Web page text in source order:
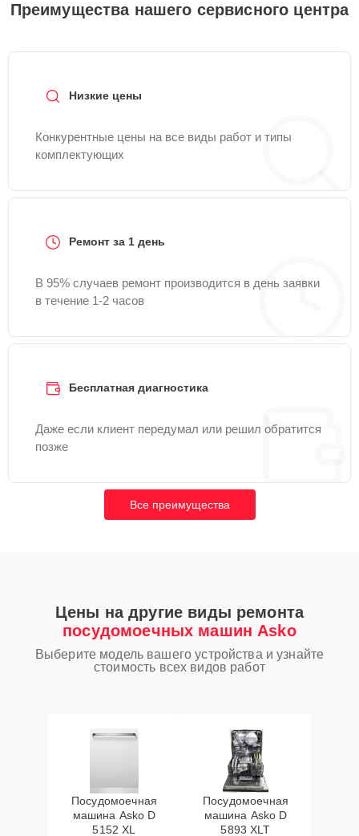
Преимущества нашего сервисного центра
Низкие цены
Конкурентные цены на все виды работ и типы
комплектующих
Ремонт за 1 день
В 95% случаев ремонт производится в день заявки
в течение 1-2 часов
Бесплатная диагностика
Даже если клиент передумал или решил обратится
позже
Все преимущества
Цены на другие виды ремонта
посудомоечных машин Asko
Выберите модель вашего устройства и узнайте
стоимость всех видов работ
Посудомоечная
машина Asko D
5152 XL
Посудомоечная
машина Asko D
5893 XLT